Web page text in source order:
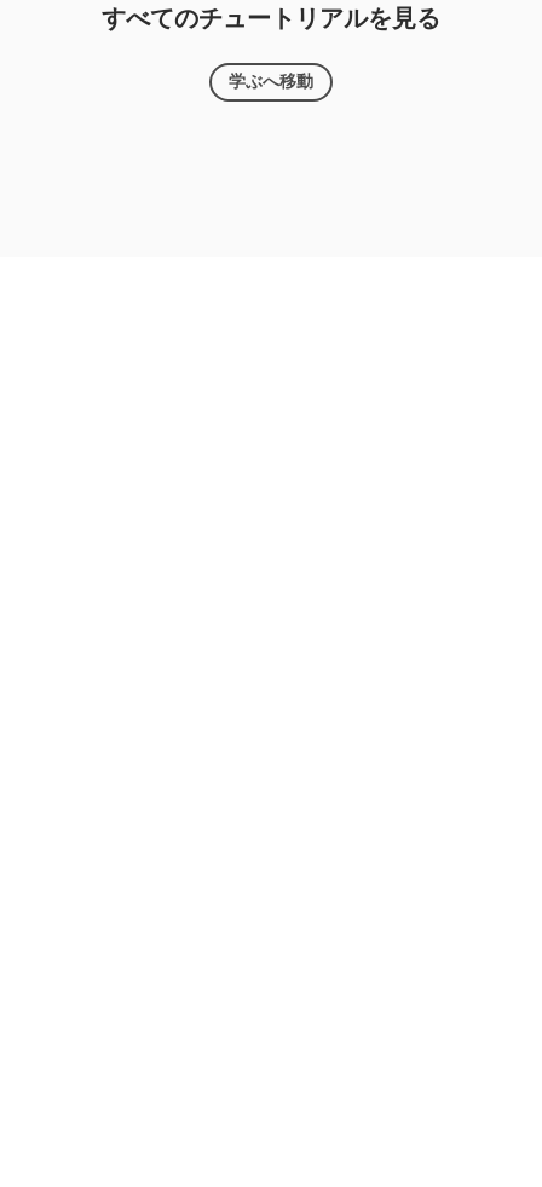
すべてのチュートリアルを見る
学ぶへ移動